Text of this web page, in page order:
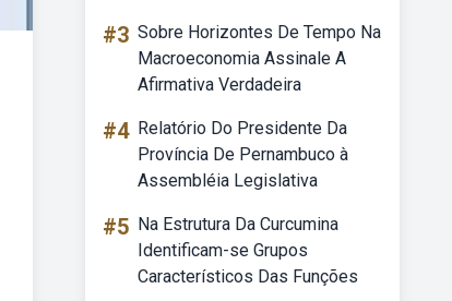
#3 Sobre Horizontes De Tempo Na
Macroeconomia Assinale A
Afirmativa Verdadeira
#4 Relatório Do Presidente Da
Província De Pernambuco à
Assembléia Legislativa
#5 Na Estrutura Da Curcumina
Identificam-se Grupos
Característicos Das Funções